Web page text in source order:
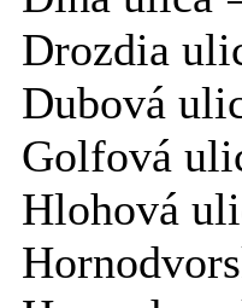
Drozdia
Dubová
Golfová
Hlohová